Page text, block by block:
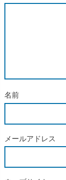
名前
メールアドレス